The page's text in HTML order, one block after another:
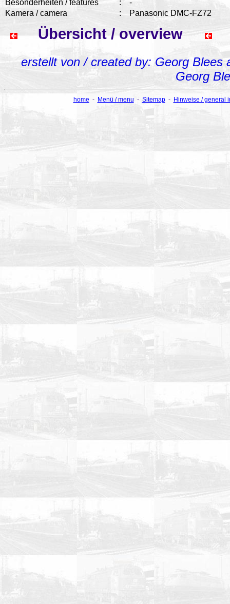
Besonderheiten / features
:
-
Kamera / camera
: Panasonic DMC-FZ72
Übersicht / overview
erstellt von / created by: Georg Blees
Georg
home- Menü / menu - Sitemap- Hinweise / general